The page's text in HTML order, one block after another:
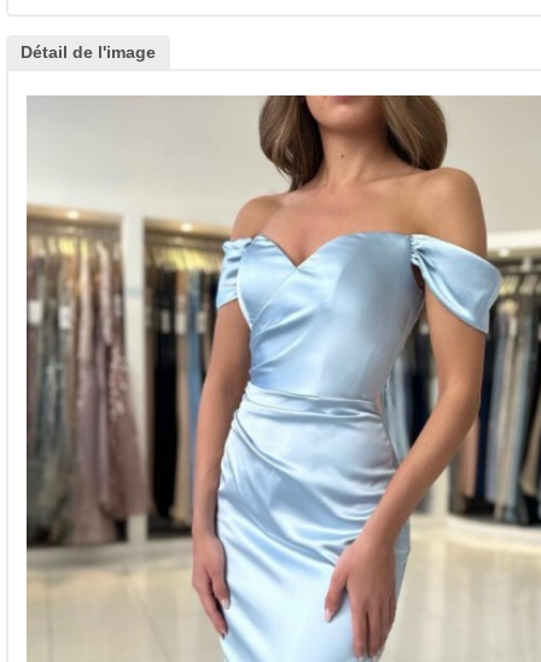
Détail de l'image